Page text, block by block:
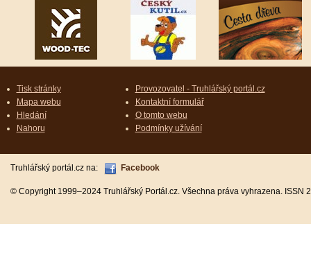
Tisk stránky
Mapa webu
Hledání
Nahoru
Provozovatel - Truhlářský portál.cz
Kontaktní formulář
O tomto webu
Podmínky užívání
Truhlářský portál.cz na: Facebook
© Copyright 1999–2024 Truhlářský Portál.cz. Všechna práva vyhrazena.